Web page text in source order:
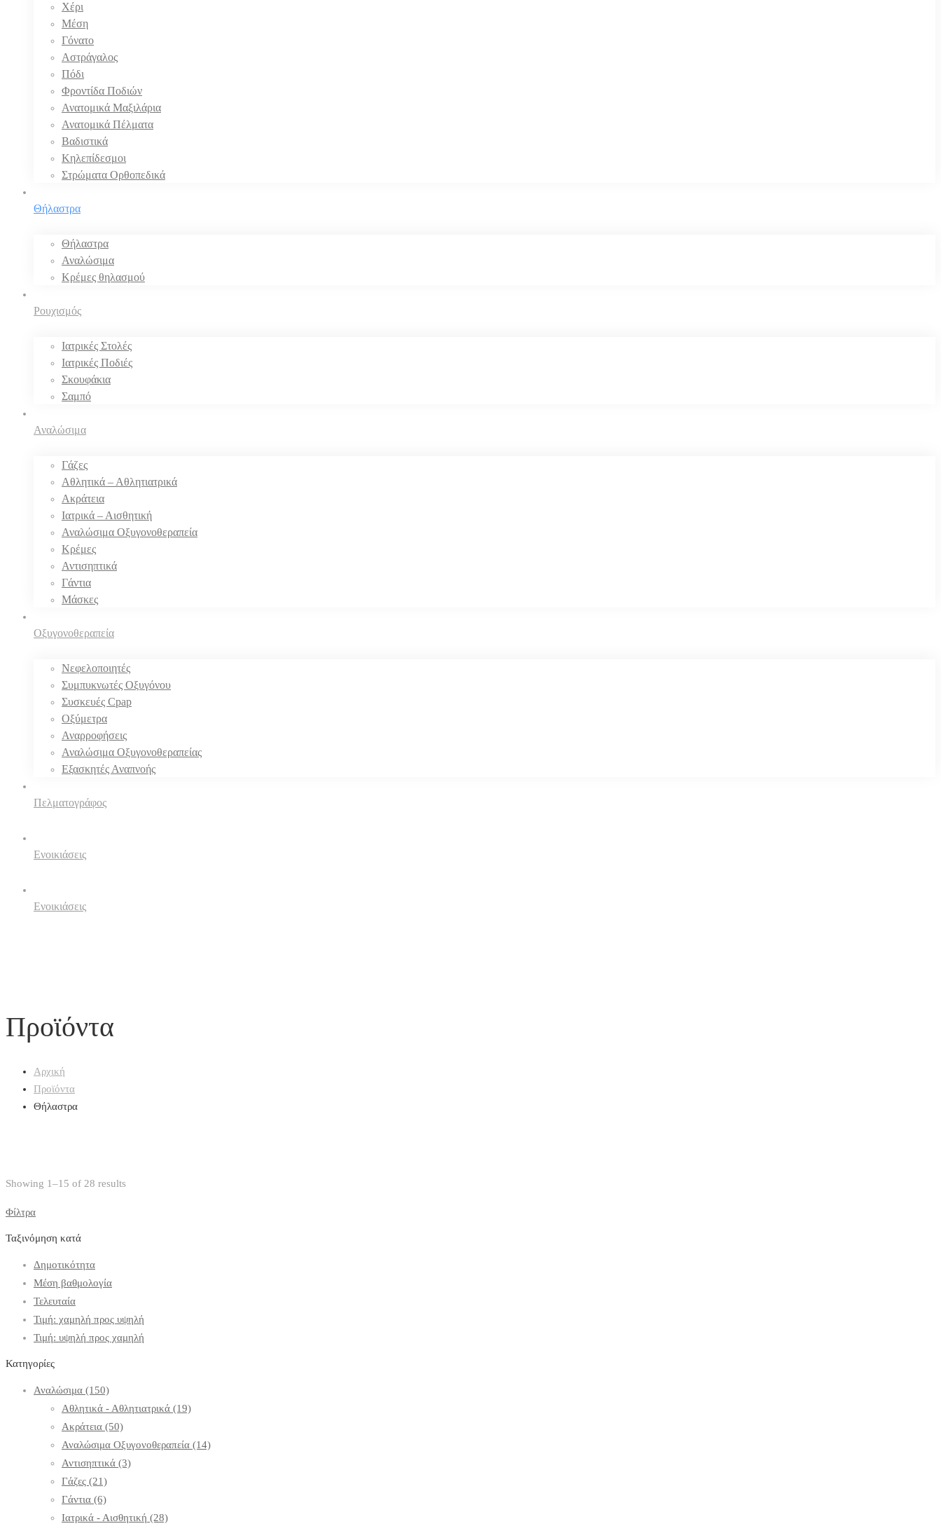
Χέρι
Μέση
Γόνατο
Αστράγαλος
Πόδι
Φροντίδα Ποδιών
Ανατομικά Μαξιλάρια
Ανατομικά Πέλματα
Βαδιστικά
Κηλεπίδεσμοι
Στρώματα Ορθοπεδικά
Θήλαστρα
Θήλαστρα
Αναλώσιμα
Κρέμες θηλασμού
Ρουχισμός
Ιατρικές Στολές
Ιατρικές Ποδιές
Σκουφάκια
Σαμπό
Αναλώσιμα
Γάζες
Αθλητικά – Αθλητιατρικά
Ακράτεια
Ιατρικά – Αισθητική
Αναλώσιμα Οξυγονοθεραπεία
Κρέμες
Αντισηπτικά
Γάντια
Μάσκες
Οξυγονοθεραπεία
Νεφελοποιητές
Συμπυκνωτές Οξυγόνου
Συσκευές Cpap
Οξύμετρα
Αναρροφήσεις
Αναλώσιμα Οξυγονοθεραπείας
Εξασκητές Αναπνοής
Πελματογράφος
Ενοικιάσεις
Ενοικιάσεις
Προϊόντα
Αρχική
Προϊόντα
Θήλαστρα
Showing 1–15 of 28 results
Φίλτρα
Ταξινόμηση κατά
Δημοτικότητα
Μέση βαθμολογία
Τελευταία
Τιμή: χαμηλή προς υψηλή
Τιμή: υψηλή προς χαμηλή
Κατηγορίες
Αναλώσιμα (150)
Αθλητικά - Αθλητιατρικά (19)
Ακράτεια (50)
Αναλώσιμα Οξυγονοθεραπεία (14)
Αντισηπτικά (3)
Γάζες (21)
Γάντια (6)
Ιατρικά - Αισθητική (28)